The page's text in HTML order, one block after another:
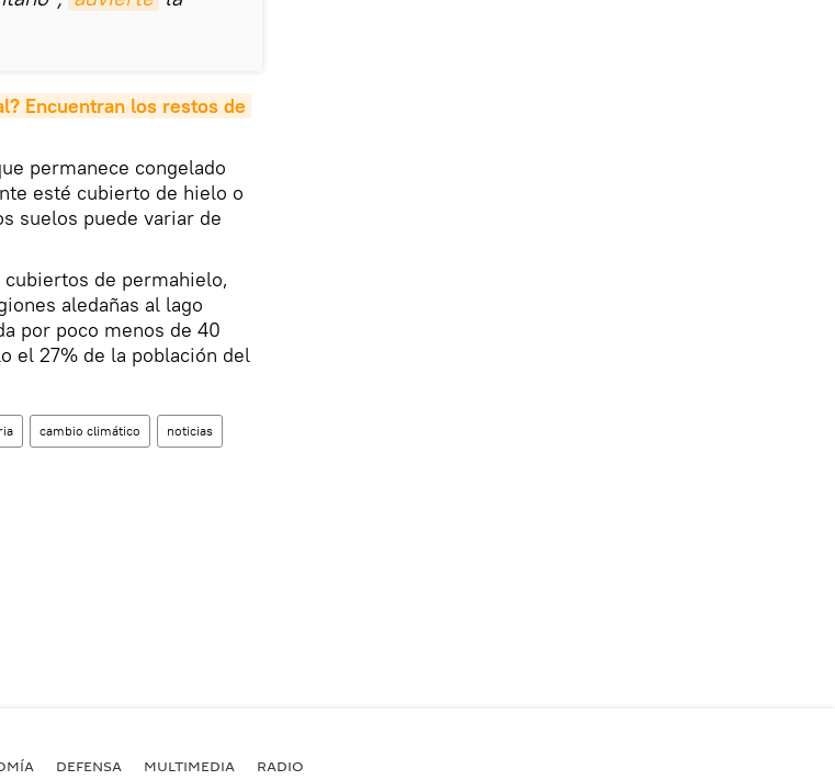
Encuentran los restos de
permanece congelado
esté cubierto de hielo o
suelos puede variar de
de permahielo,
aledañas al lago
por poco menos de 40
el 27% de la población del
cambio climático noticias
DEFENSA MULTIMEDIA RADIO